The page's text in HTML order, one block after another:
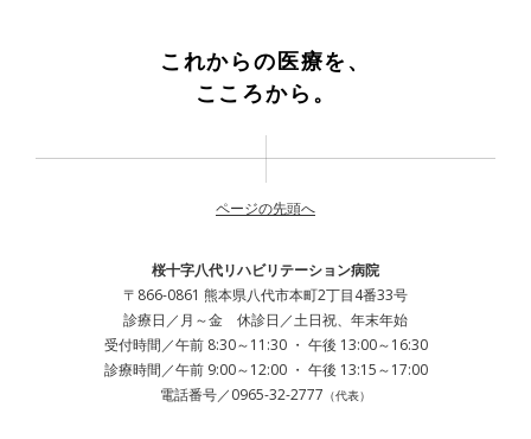
これからの医療を、
こころから。
ページの先頭へ
桜十字八代リハビリテーション病院
〒866-0861 熊本県八代市本町2丁目4番33号
診療日／月～金 休診日／土日祝、年末年始
受付時間／午前 8:30～11:30 ・ 午後 13:00～16:30
診療時間／午前 9:00～12:00 ・ 午後 13:15～17:00
電話番号／0965-32-2777 （代表）